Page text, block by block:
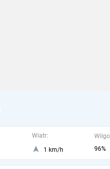
Wiatr:
1 km/h
96%